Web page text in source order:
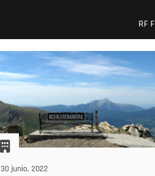
RF
30 junio, 2022